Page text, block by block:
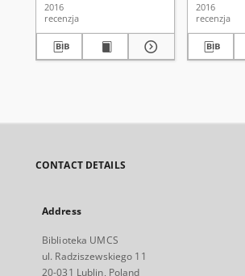
132: [recenzja]
2016
recenzja
[recenzja]
2016
recenzja
CONTACT DETAILS
Address
Biblioteka UMCS
ul. Radziszewskiego 11
20-031 Lublin, Poland